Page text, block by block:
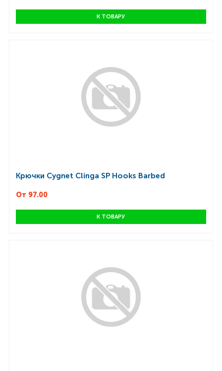
К ТОВАРУ
Крючки Cygnet Clinga SP Hooks Barbed
От 97.00
К ТОВАРУ